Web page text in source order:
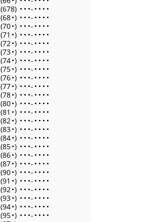
(678) • • •- • • • •
(68•) • • •- • • • •
(70•) • • •- • • • •
(71 •) • • •- • • • •
(72•) • • •- • • • •
(73•) • • •- • • • •
(74•) • • •- • • • •
(75•) • • •- • • • •
(76•) • • •- • • • •
(77•) • • •- • • • •
(78•) • • •- • • • •
(80•) • • •- • • • •
(81 •) • • •- • • • •
(82•) • • •- • • • •
(83•) • • •- • • • •
(84•) • • •- • • • •
(85•) • • •- • • • •
(86•) • • •- • • • •
(87•) • • •- • • • •
(90•) • • •- • • • •
(91 •) • • •- • • • •
(92•) • • •- • • • •
(93•) • • •- • • • •
(94•) • • •- • • • •
(95•) • • •- • • • •